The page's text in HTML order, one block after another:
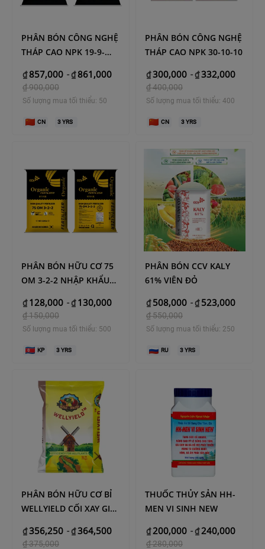
PHÂN BÓN CÔNG NGHỆ
THÁP CAO NPK 19-9-
₫ 857,000 -₫ 861,000
₫900,000
Số lượng mua tối thiểu: 50
CN 3YRS
PHÂN BÓN CÔNG NGHỆ
THÁP CAO NPK 30-10-10
₫300,000 -₫332,000
₫400,000
Số lượng mua tối thiểu: 400
CN 3YRS
PHÂN BÓN HỮU CƠ 75
OM 3-2-2 NHẬP KHẨU
₫ 128,000 -₫ 130,000
₫150,000
Số lượng mua tối thiểu: 500
KP 3YRS
PHÂN BÓN CCV KALY
61% VIÊN ĐỎ
₫ 508,000 -₫ 523,000
₫550,000
Số lượng mua tối thiểu: 250
RU 3YRS
PHÂN BÓN HỮU CƠ BỈ
WELLYIELD CỐI XAY GIÓ
₫356,250 -₫364,500
₫375,000
THUỐC THỦY SẢN HH-
MEN VI SINH NEW
₫ 200,000 -₫ 240,000
₫280,000